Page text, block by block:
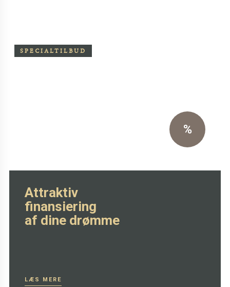
SPECIALTILBUD
%
Attraktiv
finansiering
af dine drømme
LÆS MERE